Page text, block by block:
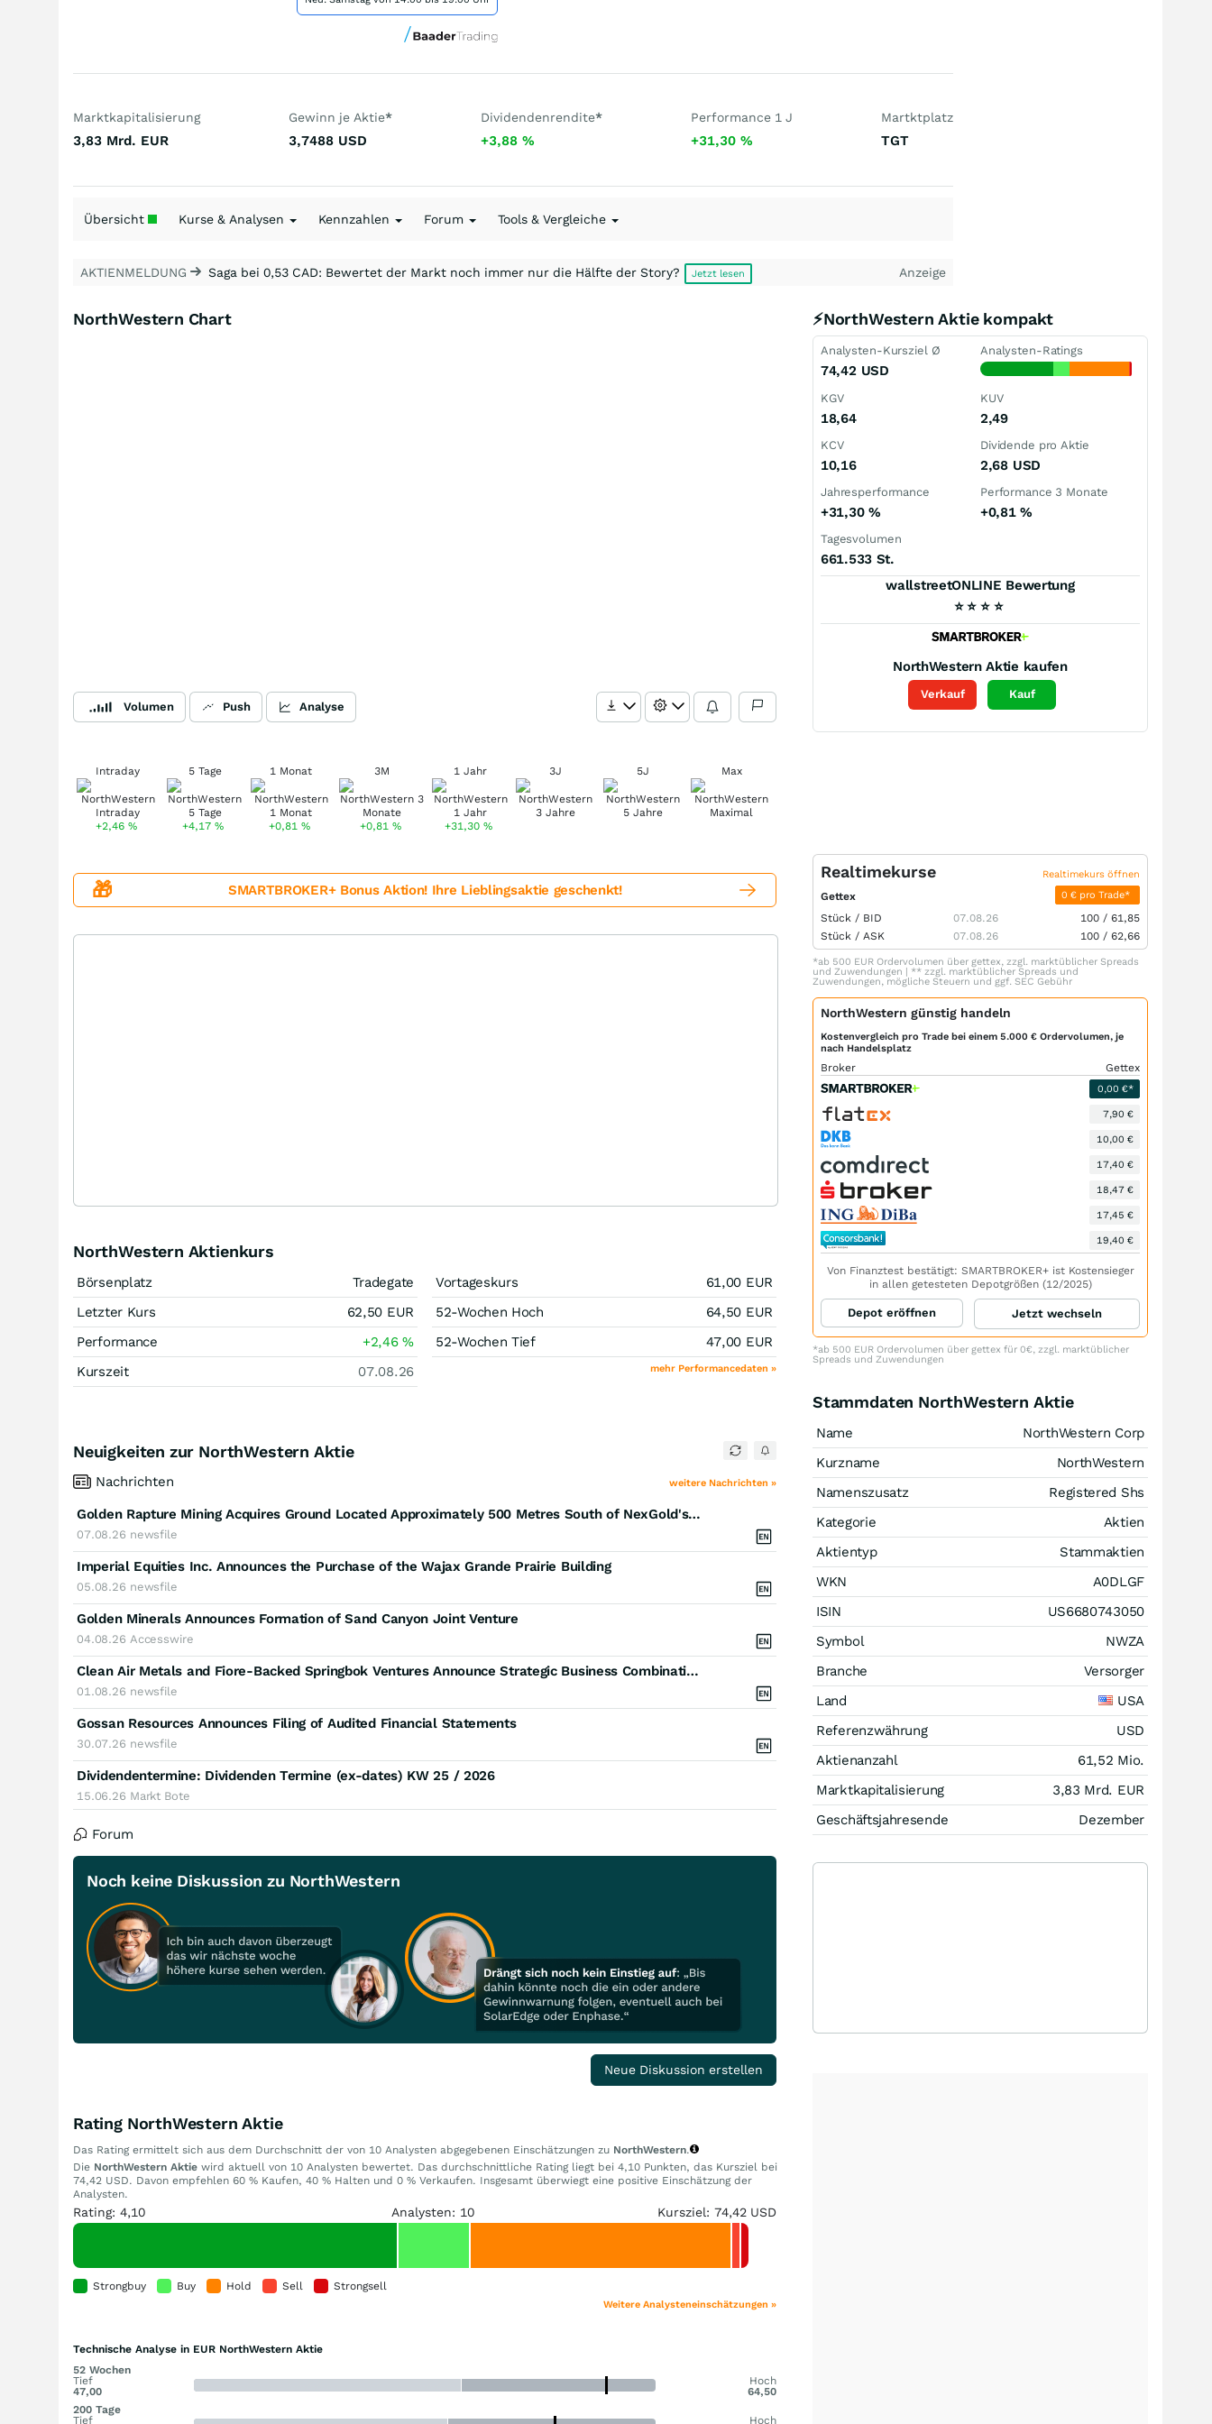
Marktkapitalisierung
3,83 Mrd. EUR
Gewinn je Aktie*
3,7488 USD
Dividendenrendite*
+3,88 %
Performance 1 J
+31,30 %
Martktplatz
TGT
Übersicht Kurse & Analysen Kennzahlen Forum Tools & Vergleiche
AKTIENMELDUNG Saga bei 0,53 CAD: Bewertet der Markt noch immer nur die Hälfte der Story? Jetzt lesen Anzeige
NorthWestern Chart
Volumen Push Analyse
Intraday
+2,46 %
5 Tage
+4,17%
1 Monat
+0,81 %
3M
+0,81 %
1 Jahr
+31,30%
3J 5J Max
⚡NorthWestern Aktie kompakt
Analysten-Kursziel Ø
74,42 USD
Analysten-Ratings
KGV
18,64
KUV
2,49
KCV
10,16
Dividende pro Aktie
2,68 USD
Jahresperformance
+31,30 %
Performance 3 Monate
+0,81%
Tagesvolumen
661.533 St.
wallstreetONLINE Bewertung
⭐ ⭐ ⭐ ⭐
NorthWestern Aktie kaufen
Verkauf Kauf
🎁 SMARTBROKER+ Bonus Aktion! Ihre Lieblingsaktie geschenkt!
NorthWestern Aktienkurs
Börsenplatz
Tradegate
Letzter Kurs
62,50 EUR
Performance
+2,46%
Kurszeit
07.08.26
Vortageskurs 61,00 EUR
52-Wochen Hoch
64,50 EUR
52-Wochen Tief
47,00 EUR
mehr Performancedaten »
Neuigkeiten zur NorthWestern Aktie
Nachrichten weitere Nachrichten »
Golden Rapture Mining Acquires Ground Located Approximately 500 Metres South of NexGold's Proposed Goliath Open Pit
07.08.26 newsfile
Imperial Equities Inc. Announces the Purchase of the Wajax Grande Prairie Building
05.08.26 newsfile
Golden Minerals Announces Formation of Sand Canyon Joint Venture
04.08.26 Accesswire
Clean Air Metals and Fiore-Backed Springbok Ventures Announce Strategic Business Combination
01.08.26 newsfile
Gossan Resources Announces Filing of Audited Financial Statements
30.07.26 newsfile
Dividendentermine: Dividenden Termine (ex-dates) KW 25 / 2026
15.06.26 Markt Bote
Forum
Noch keine Diskussion zu NorthWestern
Neue Diskussion erstellen
Rating NorthWestern Aktie
Das Rating ermittelt sich aus dem Durchschnitt der von 10 Analysten abgegebenen Einschätzungen zu NorthWestern.
Die NorthWestern Aktie wird aktuell von 10 Analysten bewertet. Das durchschnittliche Rating liegt bei 4,10 Punkten, das Kursziel bei
74,42 USD. Davon empfehlen 60 % Kaufen, 40 % Halten und 0 % Verkaufen. Insgesamt überwiegt eine positive Einschätzung der
Analysten.
Rating: 4,10 Analysten: 10 Kursziel: 74,42 USD
Strongbuy Buy Hold Sell Strongsell
Weitere Analysteneinschätzungen »
Technische Analyse in EUR NorthWestern Aktie
52 Wochen
Tief
47,00
Hoch
64,50
200 Tage
Tief
Hoch
Realtimekurse Realtimekurs öffnen
Gettex 0 € pro Trade*
Stück / BID 07.08.26 100 / 61,85
Stück / ASK 07.08.26 100 / 62,66
*ab 500 EUR Ordervolumen über gettex, zzgl. marktüblicher Spreads
und Zuwendungen | ** zzgl. marktüblicher Spreads und
Zuwendungen, mögliche Steuern und ggf. SEC Gebühr
NorthWestern günstig handeln
Kostenvergleich pro Trade bei einem 5.000 € Ordervolumen, je
nach Handelsplatz
Broker Gettex
0,00 €*
7,90 €
10,00 €
17,40 €
18,47 €
17,45 €
19,40 €
Von Finanztest bestätigt: SMARTBROKER+ ist Kostensieger
in allen getesteten Depotgrößen (12/2025)
Depot eröffnen Jetzt wechseln
*ab 500 EUR Ordervolumen über gettex für 0€, zzgl. marktüblicher
Spreads und Zuwendungen
Stammdaten NorthWestern Aktie
Name
NorthWestern Corp
Kurzname
NorthWestern
Namenszusatz
Registered Shs
Kategorie
Aktien
Aktientyp
Stammaktien
WKN
A0DLGF
ISIN
US6680743050
Symbol
NWZA
Branche
Versorger
Land
USA
Referenzwährung
USD
Aktienanzahl
61,52 Mio.
Marktkapitalisierung
3,83 Mrd. EUR
Geschäftsjahresende
Dezember